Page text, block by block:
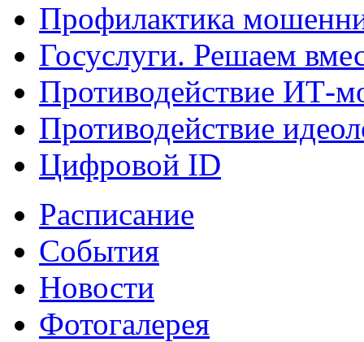
Профилактика
Госуслуги. Решаем
Противодействие ИТ-
Противодействие
Цифровой ID
Расписание
События
Новости
Фотогалерея